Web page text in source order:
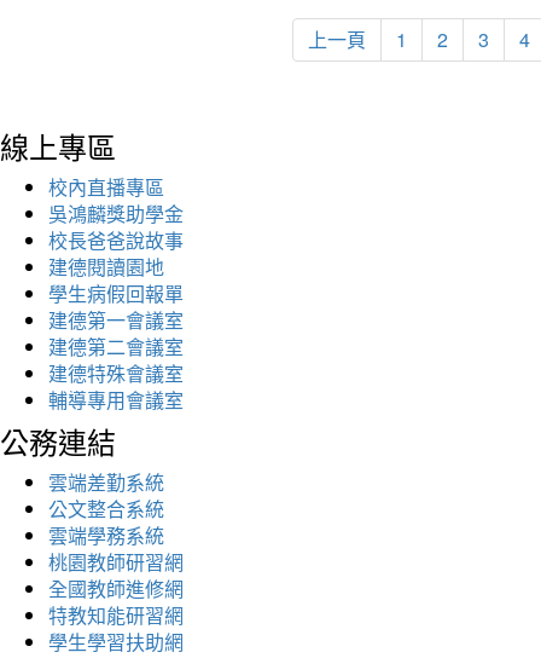
上一頁 1 2 3 4
線上專區
校內直播專區
吳鴻麟獎助學金
校長爸爸說故事
建德閱讀園地
學生病假回報單
建德第一會議室
建德第二會議室
建德特殊會議室
輔導專用會議室
公務連結
雲端差勤系統
公文整合系統
雲端學務系統
桃園教師研習網
全國教師進修網
特教知能研習網
學生學習扶助網